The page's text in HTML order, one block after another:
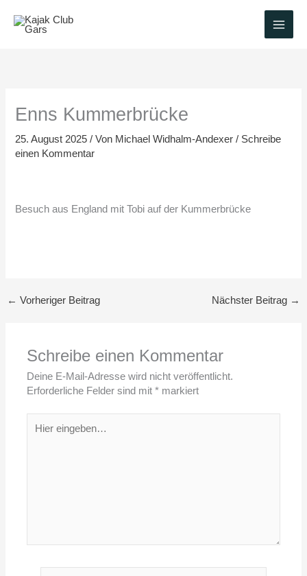
Inhalt
springen
Enns Kummerbrücke
25. August 2025/ Von Michael Widhalm-Andexer/ Schreibe
einen Kommentar
Besuch aus England mit Tobi auf der Kummerbrücke
← Vorheriger Beitrag Nächster Beitrag →
Schreibe einen Kommentar
Deine E-Mail-Adresse wird nicht veröffentlicht.
Erforderliche Felder sind mit* markiert
eingeben…